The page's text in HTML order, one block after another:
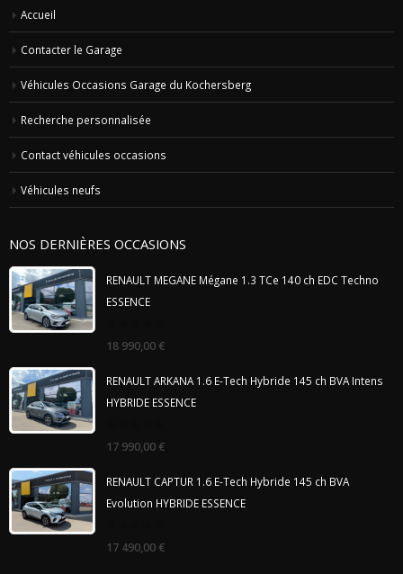
Accueil
Contacter le Garage
Véhicules Occasions Garage du Kochersberg
Recherche personnalisée
Contact véhicules occasions
Véhicules neufs
NOS DERNIÈRES OCCASIONS
RENAULT MEGANE Mégane 1.3 TCe 140 ch EDC Techno
ESSENCE
out
18 990,00 €
RENAULT ARKANA 1.6 E-Tech Hybride 145 ch BVA Intens
HYBRIDE ESSENCE
out
17 990,00 €
RENAULT CAPTUR 1.6 E-Tech Hybride 145 ch BVA
Evolution HYBRIDE ESSENCE
out
17 490,00 €